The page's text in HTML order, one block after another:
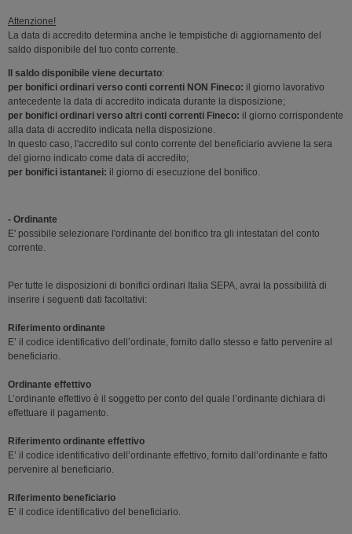
Attenzione!
La data di accredito determina anche le tempistiche di aggiornamento del
saldo disponibile del tuo conto corrente.
Il saldo disponibile viene decurtato:
per bonifici ordinari verso conti correnti NON Fineco: il giorno lavorativo
antecedente la data di accredito indicata durante la disposizione;
per bonifici ordinari verso altri conti correnti Fineco: il giorno corrispondente
alla data di accredito indicata nella disposizione.
In questo caso, l'accredito sul conto corrente del beneficiario avviene la sera
del giorno indicato come data di accredito;
per bonifici istantanei: il giorno di esecuzione del bonifico.
- Ordinante
E' possibile selezionare l'ordinante del bonifico tra gli intestatari del conto
corrente.
Per tutte le disposizioni di bonifici ordinari Italia SEPA, avrai la possibilità di
inserire i seguenti dati facoltativi:
Riferimento ordinante
E’ il codice identificativo dell’ordinate, fornito dallo stesso e fatto pervenire al
beneficiario.
Ordinante effettivo
L’ordinante effettivo è il soggetto per conto del quale l’ordinante dichiara di
effettuare il pagamento.
Riferimento ordinante effettivo
E’ il codice identificativo dell’ordinante effettivo, fornito dall’ordinante e fatto
pervenire al beneficiario.
Riferimento beneficiario
E’ il codice identificativo del beneficiario.